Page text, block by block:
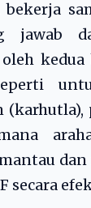
jawab
secara